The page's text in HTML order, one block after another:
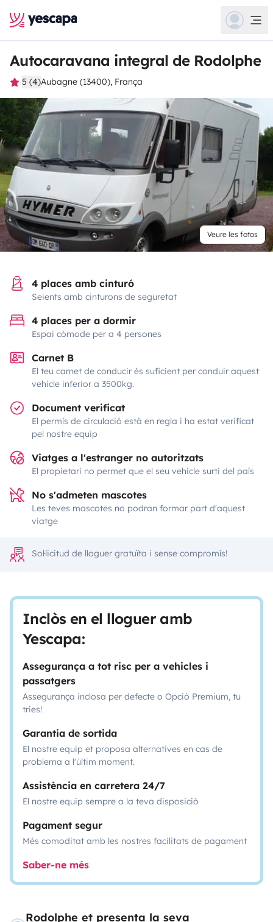
Autocaravana integral de Rodolphe
5 (4)Aubagne (13400), França
Veure les fotos
4 places amb cinturó
Seients amb cinturons de seguretat
4 places per a dormir
Espai còmode per a 4 persones
Carnet B
El teu carnet de conducir és suficient per conduir aquest
vehicle inferior a 3500kg.
Document verificat
El permís de circulació està en regla i ha estat verificat
pel nostre equip
Viatges a l'estranger no autoritzats
El propietari no permet que el seu vehicle surti del país
No s'admeten mascotes
Les teves mascotes no podran formar part d'aquest
viatge
Sol·licitud de lloguer gratuïta i sense compromís!
Inclòs en el lloguer amb
Yescapa:
Assegurança a tot risc per a vehicles i
passatgers
Assegurança inclosa per defecte o Opció Premium, tu
tries!
Garantia de sortida
El nostre equip et proposa alternatives en cas de
problema a l'últim moment.
Assistència en carretera 24/7
El nostre equip sempre a la teva disposició
Pagament segur
Més comoditat amb les nostres facilitats de pagament
Saber-ne més
Rodolphe et presenta la seva